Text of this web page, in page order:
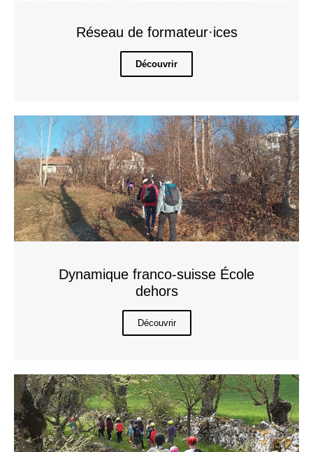
Réseau de formateur·ices
Découvrir
Dynamique franco-suisse École
dehors
Découvrir